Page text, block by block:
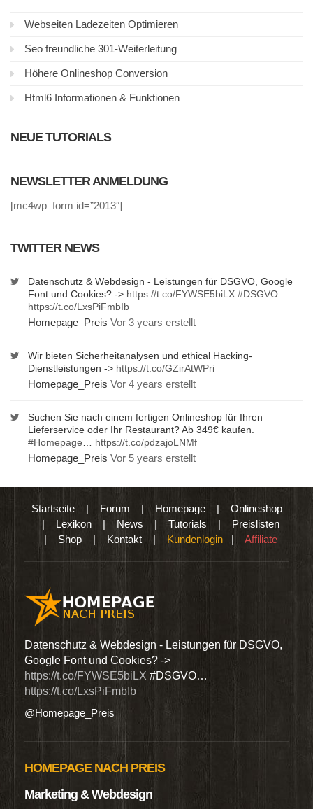
Webseiten Ladezeiten Optimieren
Seo freundliche 301-Weiterleitung
Höhere Onlineshop Conversion
Html6 Informationen & Funktionen
NEUE TUTORIALS
NEWSLETTER ANMELDUNG
[mc4wp_form id=”2013″]
TWITTER NEWS
Datenschutz & Webdesign - Leistungen für DSGVO, Google
Font und Cookies? -> https://t.co/FYWSE5biLX #DSGVO
https://t.co/LxsPiFmbIb
Homepage_Preis Vor 3 years erstellt
Wir bieten Sicherheitanalysen und ethical Hacking-
Dienstleistungen -> https://t.co/GZirAtWPri
Homepage_Preis Vor 4 years erstellt
Suchen Sie nach einem fertigen Onlineshop für Ihren
Lieferservice oder Ihr Restaurant? Ab 349€ kaufen.
#Homepage
https://t.co/pdzajoLNMf
Homepage_Preis Vor 5 years erstellt
Startseite| Forum | Homepage| Onlineshop
| Lexikon | News |Tutorials | Preislisten
| Shop | Kontakt | Kundenlogin | Affiliate
Datenschutz & Webdesign - Leistungen für DSGVO,
Google Font und Cookies? ->
https://t.co/FYWSE5biLX #DSGVO…
https://t.co/LxsPiFmbIb
@Homepage_Preis
HOMEPAGE NACH PREIS
Marketing & Webdesign